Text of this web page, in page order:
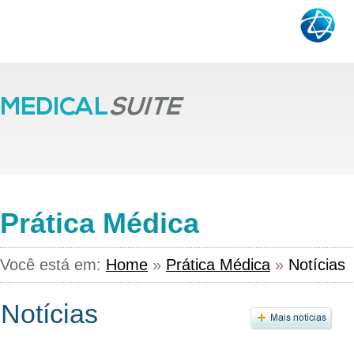
Prática Médica
Você está em: Home » Prática Médica » Notícias